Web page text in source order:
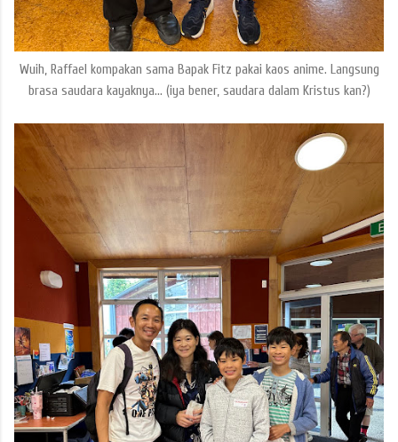
Wuih, Raffael kompakan sama Bapak Fitz pakai kaos anime. Langsung
brasa saudara kayaknya... (iya bener, saudara dalam Kristus kan?)